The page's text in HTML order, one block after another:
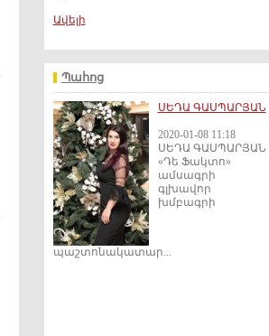
Ավելի
Պահոց
ՍԵԴԱ ԳԱՍՊԱՐՅԱՆ
2020-01-08 11:18
ՍԵԴԱ ԳԱՍՊԱՐՅԱՆ
«Դե Ֆակտո»
ամսագրի
գլխավոր
խմբագրի
պաշտոնակատար...